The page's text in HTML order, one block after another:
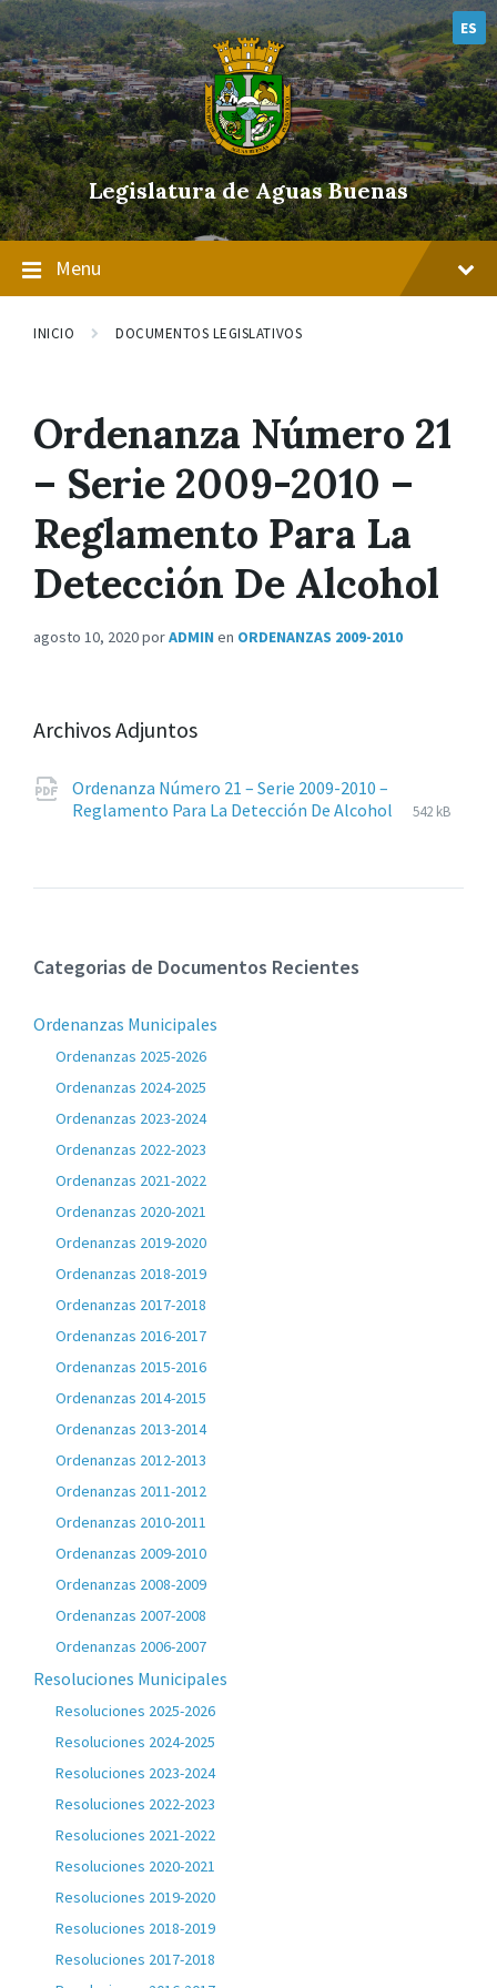
Skip
to
content
Skip
to
main
navigation
Skip
to
footer
ES
Legislatura de Aguas Buenas
Menu
INICIO DOCUMENTOS LEGISLATIVOS
Ordenanza Número 21
– Serie 2009-2010 –
Reglamento Para La
Detección De Alcohol
agosto 10, 2020porADMIN en ORDENANZAS 2009-2010
Archivos Adjuntos
Ordenanza Número 21 – Serie 2009-2010 –
Reglamento Para La Detección De Alcohol
pdf
Tamaño
542 kB
Categorias de Documentos Recientes
Ordenanzas Municipales
Ordenanzas 2025-2026
Ordenanzas 2024-2025
Ordenanzas 2023-2024
Ordenanzas 2022-2023
Ordenanzas 2021-2022
Ordenanzas 2020-2021
Ordenanzas 2019-2020
Ordenanzas 2018-2019
Ordenanzas 2017-2018
Ordenanzas 2016-2017
Ordenanzas 2015-2016
Ordenanzas 2014-2015
Ordenanzas 2013-2014
Ordenanzas 2012-2013
Ordenanzas 2011-2012
Ordenanzas 2010-2011
Ordenanzas 2009-2010
Ordenanzas 2008-2009
Ordenanzas 2007-2008
Ordenanzas 2006-2007
Resoluciones Municipales
Resoluciones 2025-2026
Resoluciones 2024-2025
Resoluciones 2023-2024
Resoluciones 2022-2023
Resoluciones 2021-2022
Resoluciones 2020-2021
Resoluciones 2019-2020
Resoluciones 2018-2019
Resoluciones 2017-2018